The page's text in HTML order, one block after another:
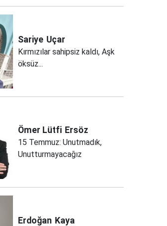
Sariye Uçar
Kırmızılar sahipsiz kaldı, Aşk
öksüz...
Ömer Lütfi Ersöz
15 Temmuz: Unutmadık,
Unutturmayacağız
Erdoğan Kaya